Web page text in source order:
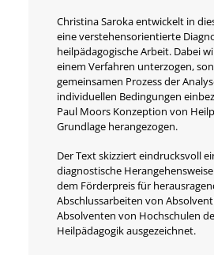
Christina Saroka entwickelt in
eine verstehensorientierte
heilpädagogische Arbeit. Dabei
einem Verfahren unterzogen,
gemeinsamen Prozess der
individuellen Bedingungen
Paul Moors Konzeption von
Grundlage herangezogen.
Der Text skizziert eindrucksvoll
diagnostische
dem Förderpreis für
Abschlussarbeiten von
Absolventen von Hochschulen
Heilpädagogik ausgezeichnet.